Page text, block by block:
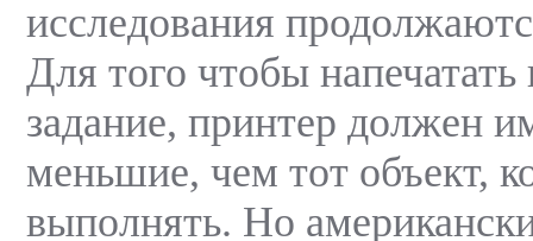
исследования
Для того чтобы напечатать
задание, принтер должен
меньшие, чем тот объект,
выполнять. Но